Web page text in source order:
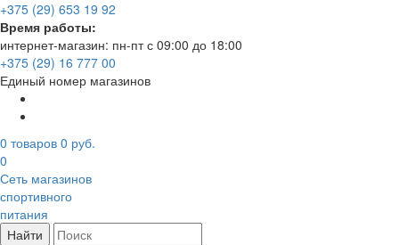
+375 (29) 653 19 92
Время работы:
интернет-магазин: пн-пт с 09:00 до 18:00
+375 (29) 16 777 00
Единый номер магазинов
0 товаров 0 руб.
0
Сеть магазинов
спортивного
питания
Найти